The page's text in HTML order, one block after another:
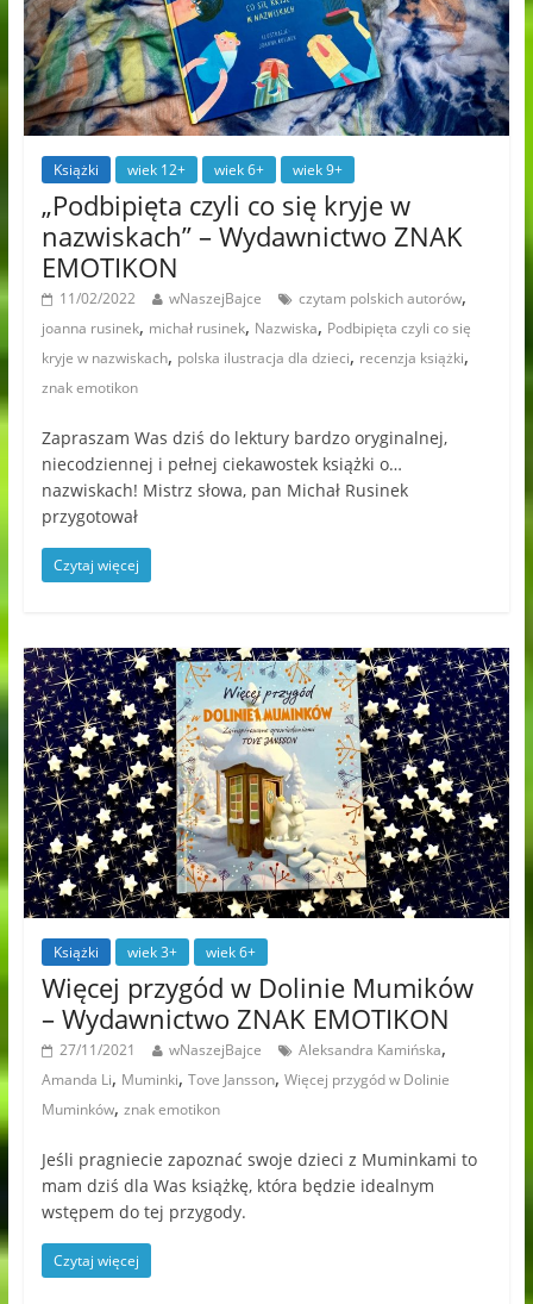
Książki wiek 12+ wiek 6+ wiek 9+
„Podbipięta czyli co się kryje w
nazwiskach” – Wydawnictwo ZNAK
EMOTIKON
11/02/2022 wNaszejBajce czytam polskich autorów,
joanna rusinek, michał rusinek, Nazwiska, Podbipięta czyli co się
kryje w nazwiskach, polska ilustracja dla dzieci, recenzja książki,
znak emotikon
Zapraszam Was dziś do lektury bardzo oryginalnej,
niecodziennej i pełnej ciekawostek książki o…
nazwiskach! Mistrz słowa, pan Michał Rusinek
przygotował
Czytaj więcej
Książki wiek 3+ wiek 6+
Więcej przygód w Dolinie Mumików
– Wydawnictwo ZNAK EMOTIKON
27/11/2021 wNaszejBajce Aleksandra Kamińska,
Amanda Li, Muminki, Tove Jansson, Więcej przygód w Dolinie
Muminków, znak emotikon
Jeśli pragniecie zapoznać swoje dzieci z Muminkami to
mam dziś dla Was książkę, która będzie idealnym
wstępem do tej przygody.
Czytaj więcej